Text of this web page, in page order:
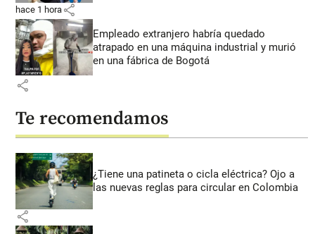
hace 1 hora share
Empleado extranjero habría quedado
atrapado en una máquina industrial y murió
en una fábrica de Bogotá
share
Te recomendamos
¿Tiene una patineta o cicla eléctrica? Ojo a
las nuevas reglas para circular en Colombia
share